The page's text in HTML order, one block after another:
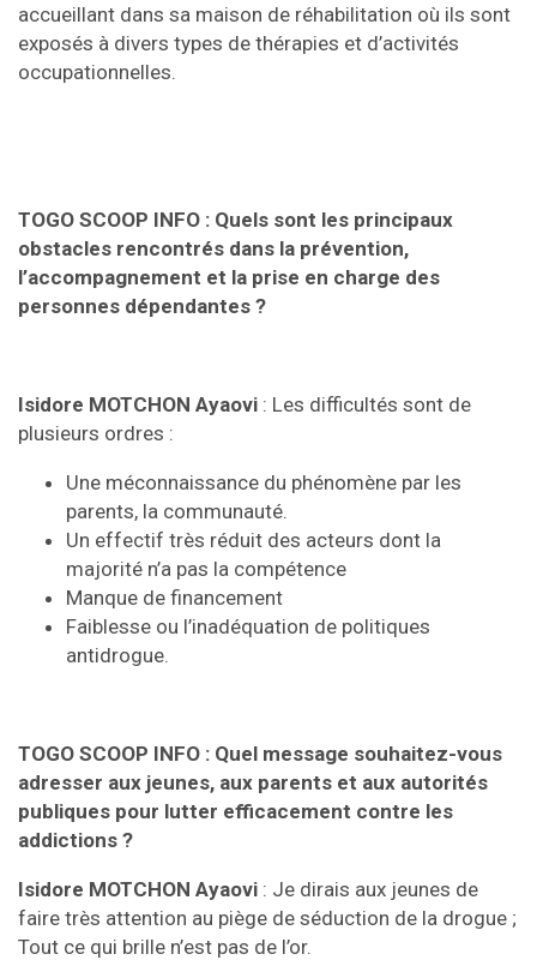
accueillant dans sa maison de réhabilitation où ils sont
exposés à divers types de thérapies et d’activités
occupationnelles.
TOGO SCOOP INFO : Quels sont les principaux
obstacles rencontrés dans la prévention,
l’accompagnement et la prise en charge des
personnes dépendantes ?
Isidore MOTCHON Ayaovi : Les difficultés sont de
plusieurs ordres :
Une méconnaissance du phénomène par les
parents, la communauté.
Un effectif très réduit des acteurs dont la
majorité n’a pas la compétence
Manque de financement
Faiblesse ou l’inadéquation de politiques
antidrogue.
TOGO SCOOP INFO : Quel message souhaitez-vous
adresser aux jeunes, aux parents et aux autorités
publiques pour lutter efficacement contre les
addictions ?
Isidore MOTCHON Ayaovi : Je dirais aux jeunes de
faire très attention au piège de séduction de la drogue ;
Tout ce qui brille n’est pas de l’or.